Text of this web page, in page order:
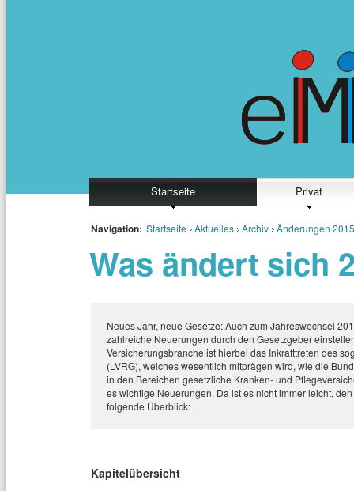
Startseite Privat
Navigation: Startseite Aktuelles Archiv Änderungen 2015
Was ändert sich
Neues Jahr, neue Gesetze: Auch zum Jahreswechsel
zahlreiche Neuerungen durch den Gesetzgeber
Versicherungsbranche ist hierbei das Inkrafttreten des
(LVRG), welches wesentlich mitprägen wird, wie die
in den Bereichen gesetzliche Kranken- und
es wichtige Neuerungen. Da ist es nicht immer leicht,
folgende Überblick:
Kapitelübersicht